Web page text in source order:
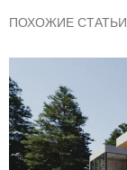
ПОХОЖИЕ СТАТЬИ